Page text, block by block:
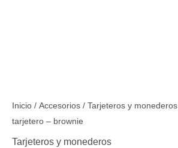
Inicio / Accesorios / Tarjeteros y monederos
tarjetero – brownie
Tarjeteros y monederos
MAXI
tarjetero
-